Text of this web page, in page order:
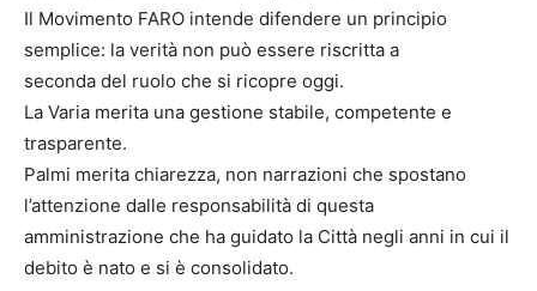
Il Movimento FARO intende difendere un principio
semplice: la verità non può essere riscritta a
seconda del ruolo che si ricopre oggi.
La Varia merita una gestione stabile, competente e
trasparente.
Palmi merita chiarezza, non narrazioni che spostano
l’attenzione dalle responsabilità di questa
amministrazione che ha guidato la Città negli anni in cui il
debito è nato e si è consolidato.